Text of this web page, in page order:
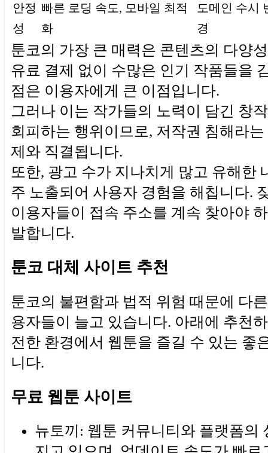
안정
성
빠른 로딩 속도, 모바일 최적
화
도메인 수시
경
툰코의 가장 큰 매력은 콘텐츠의 다양
유료 결제 없이 수많은 인기 작품들을
점은 이용자에게 큰 이점입니다.
그러나 이는 작가들의 노력이 담긴 창
회피하는 행위이므로, 저작권 침해라
제와 직결됩니다.
또한, 광고 수가 지나치게 많고 유해한
주 노출되어 사용자 경험을 해칩니다.
이용자들이 접속 주소를 계속 찾아야
발합니다.
툰코 대체 사이트 추천
툰코의 불편함과 법적 위험 때문에 다
용자들이 늘고 있습니다. 아래에 추천
전한 환경에서 웹툰을 즐길 수 있는 좋
니다.
무료 웹툰 사이트
뉴토끼: 웹툰 커뮤니티와 플랫폼의